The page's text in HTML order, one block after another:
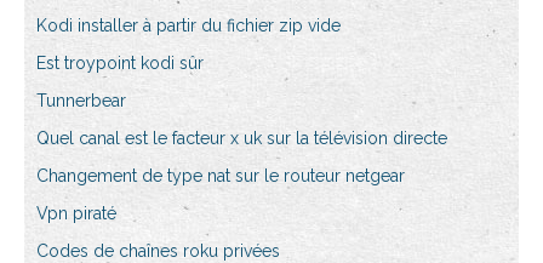
Kodi installer à partir du fichier zip vide
Est troypoint kodi sûr
Tunnerbear
Quel canal est le facteur x uk sur la télévision directe
Changement de type nat sur le routeur netgear
Vpn piraté
Codes de chaînes roku privées